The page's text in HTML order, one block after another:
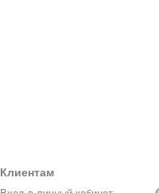
Клиентам